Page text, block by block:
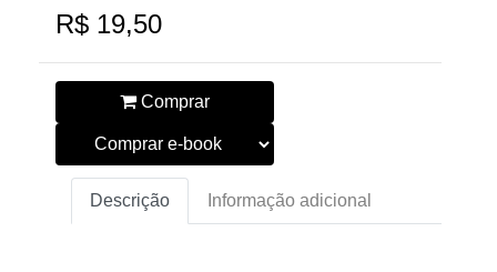
R$ 19,50
Comprar
Descrição Informação adicional